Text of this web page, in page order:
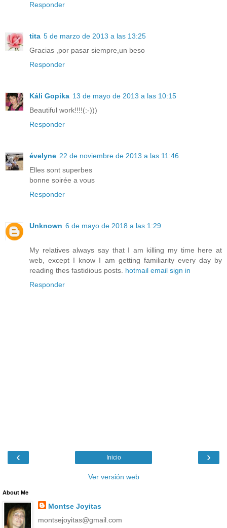
Responder
tita 5 de marzo de 2013 a las 13:25
Gracias ,por pasar siempre,un beso
Responder
Káli Gopika 13 de mayo de 2013 a las 10:15
Beautiful work!!!!(:-)))
Responder
évelyne 22 de noviembre de 2013 a las 11:46
Elles sont superbes
bonne soirée a vous
Responder
Unknown 6 de mayo de 2018 a las 1:29
My relatives always say that I am killing my time here at
web, except I know I am getting familiarity every day by
reading thes fastidious posts. hotmail email sign in
Responder
‹ ›
Inicio
Ver versión web
About Me
Montse Joyitas
montsejoyitas@gmail.com